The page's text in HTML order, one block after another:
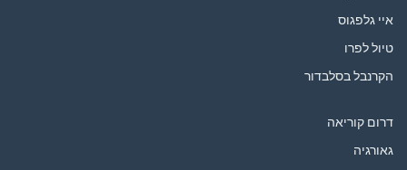
איי גלפגוס
טיול לפרו
הקרנבל בסלבדור
דרום קוריאה
גאורגיה